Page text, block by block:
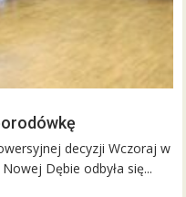
decyzji Wczoraj w
Dębie odbyła się...